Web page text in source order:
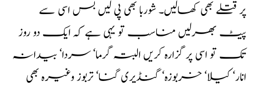
پر قتلے بھی کھالیں۔ شوربا بھی پی لیں بس اسی سے
پیٹ بھرلیں مناسب تو یہی ہے کہ ایک دو روز
تک تو اسی پر گزارہ کریں البتہ گرما‘ سردا‘ بیدانہ
انار‘ کیلا‘ خربوزہ‘ گنڈیری گنا‘ تربوز وغیرہ بھی